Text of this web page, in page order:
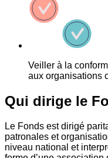
Veiller à la
aux organisations
Qui dirige le
Le Fonds est dirigé
patronales et
niveau national et